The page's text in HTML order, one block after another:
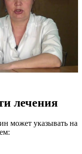
лечения
может указывать на